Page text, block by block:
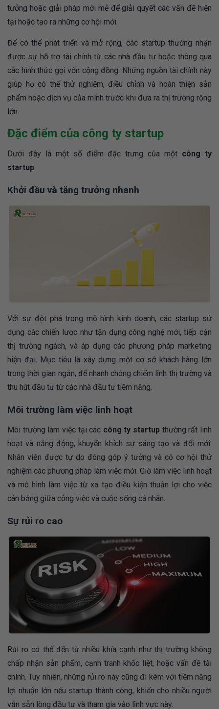
tưởng hoặc giải pháp mới mẻ để giải quyết các vấn đề hiện
tại hoặc tạo ra những cơ hội mới.
Để có thể phát triển và mở rộng, các startup thường nhận
được sự hỗ trợ tài chính từ các nhà đầu tư hoặc thông qua
các hình thức gọi vốn cộng đồng. Những nguồn tài chính này
giúp họ có thể thử nghiệm, điều chỉnh và hoàn thiện sản
phẩm hoặc dịch vụ của mình trước khi đưa ra thị trường rộng
lớn.
Đặc điểm của công ty startup
Dưới đây là một số điểm đặc trưng của một công ty
startup:
Khởi đầu và tăng trưởng nhanh
Với sự đột phá trong mô hình kinh doanh, các startup sử
dụng các chiến lược như tận dụng công nghệ mới, tiếp cận
thị trường ngách, và áp dụng các phương pháp marketing
hiện đại. Mục tiêu là xây dựng một cơ sở khách hàng lớn
trong thời gian ngắn, để nhanh chóng chiếm lĩnh thị trường và
thu hút đầu tư từ các nhà đầu tư tiềm năng.
Môi trường làm việc linh hoạt
Môi trường làm việc tại các công ty startup thường rất linh
hoạt và năng động, khuyến khích sự sáng tạo và đổi mới.
Nhân viên được tự do đóng góp ý tưởng và có cơ hội thử
nghiệm các phương pháp làm việc mới. Giờ làm việc linh hoạt
và mô hình làm việc từ xa tạo điều kiện thuận lợi cho việc
cân bằng giữa công việc và cuộc sống cá nhân.
Sự rủi ro cao
Rủi ro có thể đến từ nhiều khía cạnh như thị trường không
chấp nhận sản phẩm, cạnh tranh khốc liệt, hoặc vấn đề tài
chính. Tuy nhiên, những rủi ro này cũng đi kèm với tiềm năng
lợi nhuận lớn nếu startup thành công, khiến cho nhiều người
vẫn sẵn lòng đầu tư và tham gia vào lĩnh vực này.